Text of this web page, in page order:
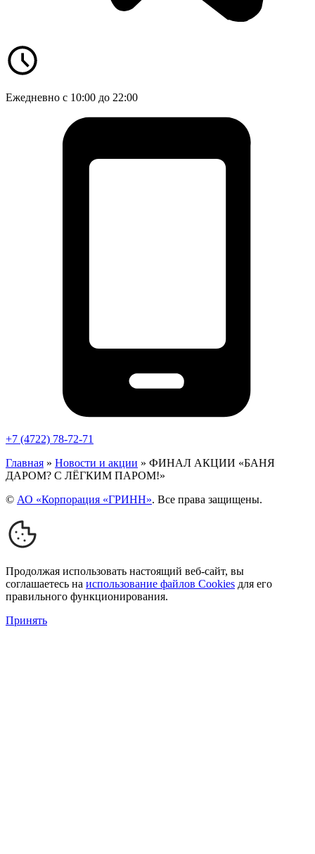
Ежедневно с 10:00 до 22:00
+7 (4722) 78-72-71
Главная » Новости и акции » ФИНАЛ АКЦИИ «БАНЯ
ДАРОМ? С ЛЁГКИМ ПАРОМ!»
© АО «Корпорация «ГРИНН». Все права защищены.
Продолжая использовать настоящий веб-сайт, вы
соглашаетесь на использование файлов Cookies для его
правильного функционирования.
Принять